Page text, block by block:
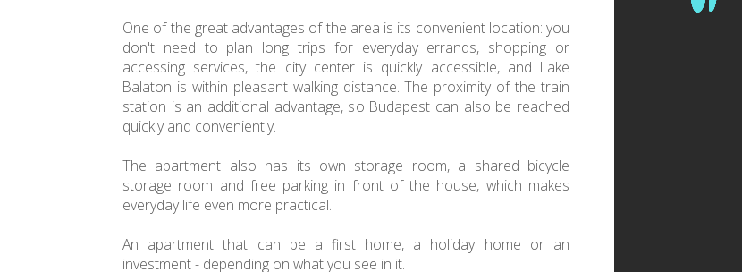
One of the great advantages of the area is its convenient location: you
don't need to plan long trips for everyday errands, shopping or
accessing services, the city center is quickly accessible, and Lake
Balaton is within pleasant walking distance. The proximity of the train
station is an additional advantage, so Budapest can also be reached
quickly and conveniently.
The apartment also has its own storage room, a shared bicycle
storage room and free parking in front of the house, which makes
everyday life even more practical.
An apartment that can be a first home, a holiday home or an
investment - depending on what you see in it.